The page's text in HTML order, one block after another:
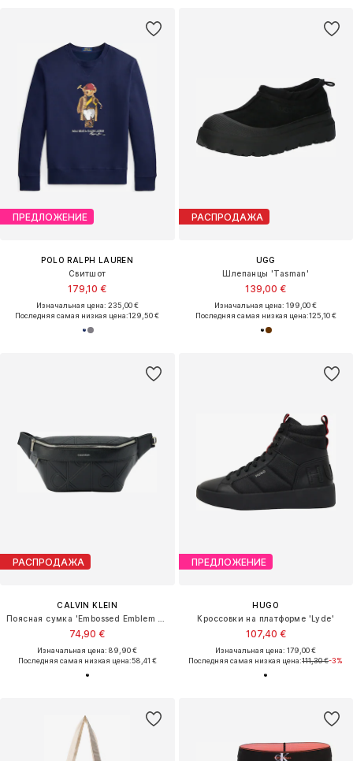
ПРЕДЛОЖЕНИЕ
POLO RALPH LAUREN
Свитшот
179,10 €
Изначальная цена: 235,00 €
Последняя самая низкая цена:129,50 €
РАСПРОДАЖА
UGG
Шлепанцы 'Tasman'
139,00 €
Изначальная цена: 199,00 €
Последняя самая низкая цена:125,10 €
РАСПРОДАЖА
CALVIN KLEIN
74,90 €
Изначальная цена: 89,90 €
Последняя самая низкая цена:58,41 €
ПРЕДЛОЖЕНИЕ
HUGO
Кроссовки на платформе 'Lyde'
107,40 €
Изначальная цена: 179,00 €
Последняя самая низкая цена:111,30 €-3%